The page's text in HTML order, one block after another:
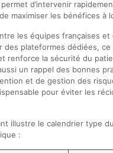
d’intervenir
maximiser les bénéfices à
les équipes françaises et
des plateformes dédiées, ce
renforce la sécurité du
un rappel des bonnes
et de gestion des
pour éviter les
illustre le calendrier type
: